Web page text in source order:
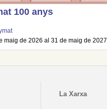
100 anys
maig de 2026 al 31 de maig de 2027
La Xarxa